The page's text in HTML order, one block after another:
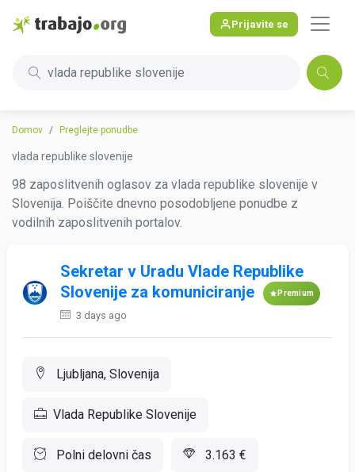
Prijavite se
vlada republike slovenije
Domov Preglejte ponudbe
vlada republike slovenije
98 zaposlitvenih oglasov za vlada republike slovenije v
Slovenija. Poiščite dnevno posodobljene ponudbe z
vodilnih zaposlitvenih portalov.
Sekretar v Uradu Vlade Republike
Slovenije za komuniciranje
Premium
3 days ago
Ljubljana, Slovenija
Vlada Republike Slovenije
Polni delovni čas 3.163 €